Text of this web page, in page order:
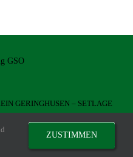
GSO
GERINGHUSEN – SETLAGE
ZUSTIMMEN